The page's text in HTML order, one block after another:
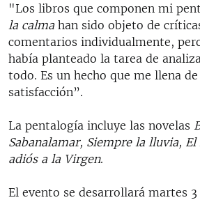
"Los libros que componen mi
la calma han sido objeto de
comentarios individualmente,
había planteado la tarea de
todo. Es un hecho que me llena
satisfacción”.
La pentalogía incluye las novelas
Sabanalamar, Siempre la lluvia,
adiós a la Virgen.
El evento se desarrollará martes